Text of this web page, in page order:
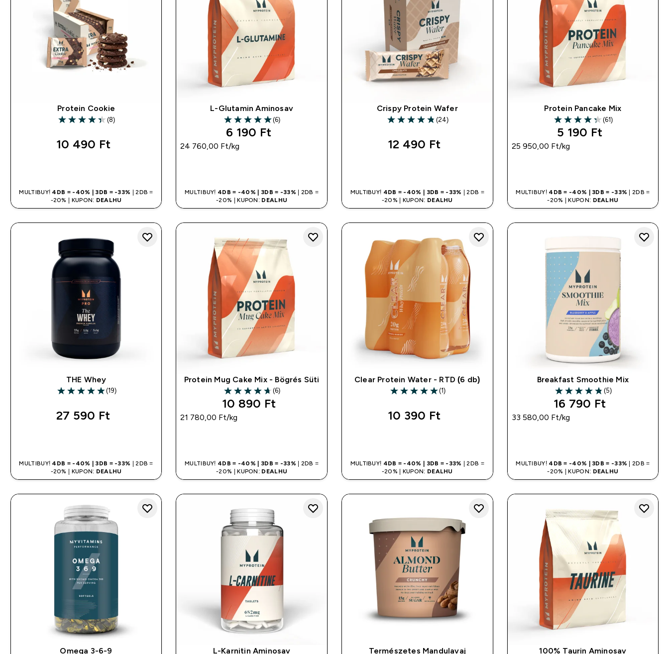
Protein Cookie
4.38 out of 5 stars
(8)
10 490 Ft‎
MULTIBUY! 4DB = -40% | 3DB = -33% | 2DB =
-20% | KUPON: DEALHU
L-Glutamin Aminosav
5 out of 5 stars
(6)
6 190 Ft‎
24 760,00 Ft‎/kg
MULTIBUY! 4DB = -40% | 3DB = -33% | 2DB =
-20% | KUPON: DEALHU
Crispy Protein Wafer
4.83 out of 5 stars
(24)
12 490 Ft‎
MULTIBUY! 4DB = -40% | 3DB = -33%
| 2DB =
-20% | KUPON: DEALHU
Protein Pancake Mix
4.33 out of 5 stars
(61)
5 190 Ft‎
25 950,00 Ft‎/kg
MULTIBUY! 4DB = -40% | 3DB = -33% | 2DB =
-20% | KUPON: DEALHU
THE Whey
4.95 out of 5 stars
(19)
27 590 Ft‎
MULTIBUY! 4DB = -40% | 3DB = -33% | 2DB =
-20% | KUPON: DEALHU
Protein Mug Cake Mix - Bögrés Süti
4.67 out of 5 stars
(6)
10 890 Ft‎
21 780,00 Ft‎/kg
MULTIBUY! 4DB = -40% | 3DB = -33% | 2DB =
-20% | KUPON: DEALHU
Clear Protein Water - RTD (6 db)
5 out of 5 stars
(1)
10 390 Ft‎
MULTIBUY! 4DB = -40% | 3DB = -33%
| 2DB =
-20% | KUPON: DEALHU
Breakfast Smoothie Mix
4.8 out of 5 stars
(5)
16 790 Ft‎
33 580,00 Ft‎/kg
MULTIBUY! 4DB = -40% | 3DB = -33% | 2DB =
-20% | KUPON: DEALHU
Omega 3-6-9 L-Karnitin Aminosav Természetes Mandulavaj 100% Taurin Aminosav